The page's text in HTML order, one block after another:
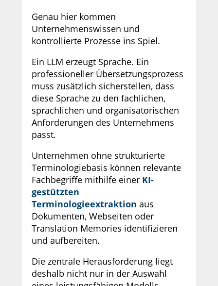
Genau hier kommen
Unternehmenswissen und
kontrollierte Prozesse ins Spiel.
Ein LLM erzeugt Sprache. Ein
professioneller Übersetzungsprozess
muss zusätzlich sicherstellen, dass
diese Sprache zu den fachlichen,
sprachlichen und organisatorischen
Anforderungen des Unternehmens
passt.
Unternehmen ohne strukturierte
Terminologiebasis können relevante
Fachbegriffe mithilfe einer KI-
gestützten
Terminologieextraktion aus
Dokumenten, Webseiten oder
Translation Memories identifizieren
und aufbereiten.
Die zentrale Herausforderung liegt
deshalb nicht nur in der Auswahl